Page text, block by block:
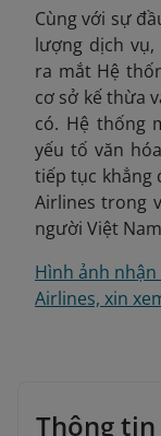
Cùng với sự
lượng dịch vụ,
ra mắt Hệ
cơ sở kế thừa
có. Hệ thống
yếu tố văn
tiếp tục khẳng
Airlines trong
người Việt
Hình ảnh
Airlines, xin
Thông